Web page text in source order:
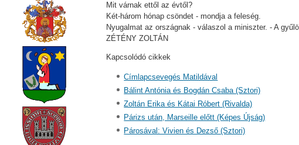
Mit várnak ettől az évtől?
Két-három hónap csöndet - mondja a feleség.
Nyugalmat az országnak - válaszol a miniszter. - A
ZÉTÉNY ZOLTÁN
Kapcsolódó cikkek
Címlapcsevegés Matildával
Bálint Antónia és Bogdán Csaba (Sztori)
Zoltán Erika és Kátai Róbert (Rivalda)
Párizs után, Marseille előtt (Képes Újság)
Párosával: Vivien és Dezső (Sztori)